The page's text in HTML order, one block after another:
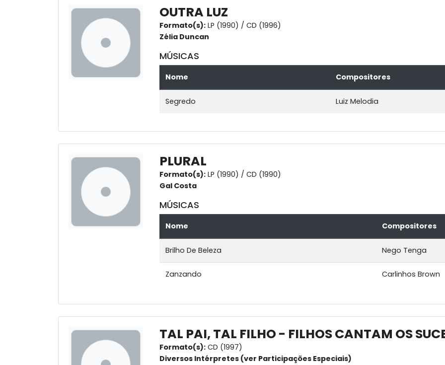
OUTRA LUZ
Formato(s): LP (1990) / CD (1996)
Zélia Duncan
MÚSICAS
Nome Compositores
Segredo Luiz Melodia
PLURAL
Formato(s): LP (1990) / CD (1990)
Gal Costa
MÚSICAS
Nome Compositores
Brilho De Beleza Nego Tenga
Zanzando Carlinhos Brown
TAL PAI, TAL FILHO - FILHOS CANTAM OS
Formato(s): CD (1997)
Diversos Intérpretes (ver Participações Especiais)